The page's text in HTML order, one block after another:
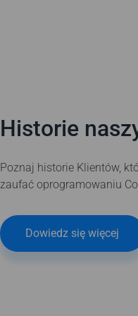
Historie
Poznaj historie Klientów,
zaufać oprogramowaniu
Dowiedz się więcej